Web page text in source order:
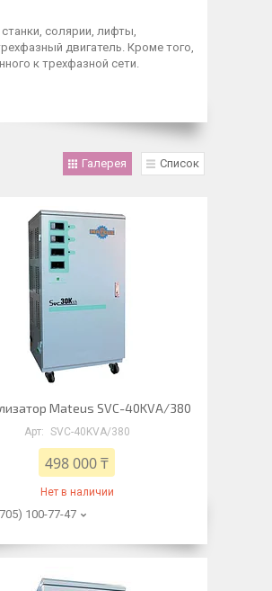
солярии, лифты,
двигатель. Кроме того,
к трехфазной сети.
Галерея Список
Mateus SVC-40KVA/380
SVC-40KVA/380
498 000 ₸
Нет в наличии
100-77-47